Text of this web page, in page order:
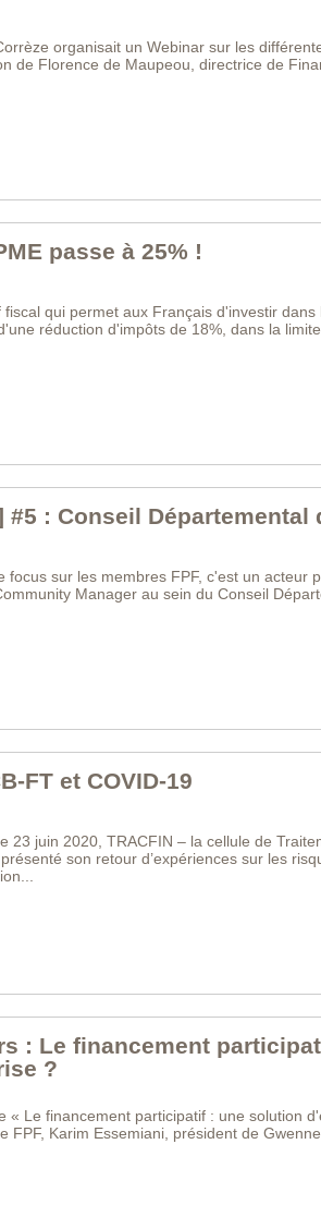
organisait un Webinar sur les
de Florence de Maupeou, directrice de
passe à 25% !
fiscal qui permet aux Français d'investir
réduction d'impôts de 18%, dans la
: Conseil Départemental
sur les membres FPF, c'est un acteur
Manager au sein du Conseil
FT et COVID-19
23 juin 2020, TRACFIN – la cellule de
son retour d’expériences sur les
: Le financement
?
« Le financement participatif : une solution
FPF, Karim Essemiani, président de